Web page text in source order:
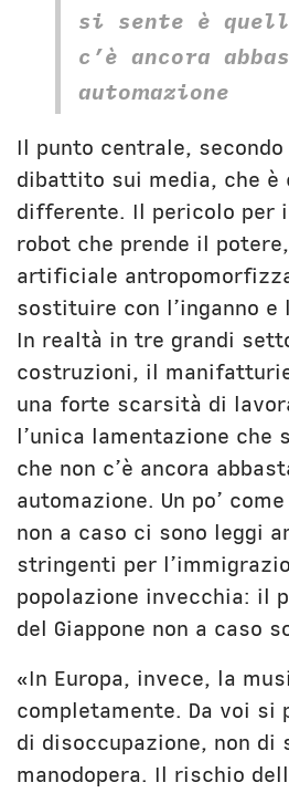
si sente è
c’è ancora
automazione
Il punto centrale, secondo
dibattito sui media, che è
differente. Il pericolo per
robot che prende il
artificiale
sostituire con l’inganno e
In realtà in tre grandi
costruzioni, il
una forte scarsità di
l’unica lamentazione che
che non c’è ancora
automazione. Un po’
non a caso ci sono leggi
stringenti per
popolazione invecchia: il
del Giappone non a caso
«In Europa, invece, la
completamente. Da voi
di disoccupazione, non di
manodopera. Il rischio